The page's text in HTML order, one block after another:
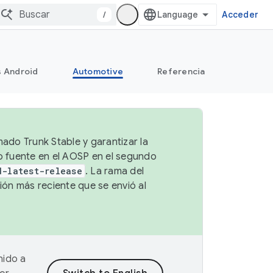
/ Acceder
Android Automotive Referencia
Trunk Stable y garantizar la
en el AOSP en el segundo
latest-release . La rama del
más reciente que se envió al
a